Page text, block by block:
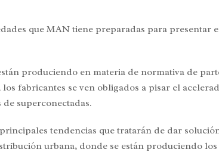
que MAN tiene preparadas para presentar
produciendo en materia de normativa de
fabricantes se ven obligados a pisar el
superconectadas.
tendencias que tratarán de dar
urbana, donde se están produciendo los